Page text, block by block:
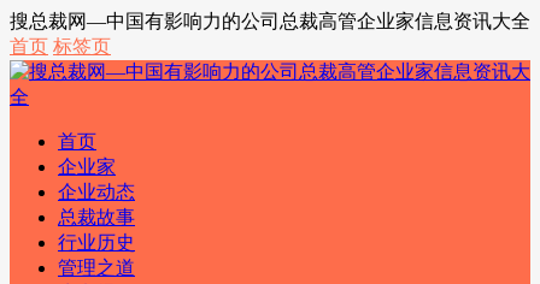
搜总裁网—中国有影响力的公司总裁高管企业家信息资讯大全
首页 标签页
首页
企业家
企业动态
总裁故事
行业历史
管理之道